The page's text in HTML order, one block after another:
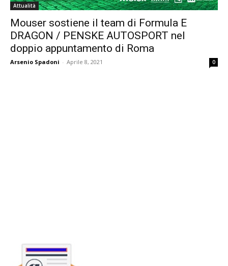
Attualità
Mouser sostiene il team di Formula E
DRAGON / PENSKE AUTOSPORT nel
doppio appuntamento di Roma
Arsenio Spadoni - Aprile 8, 2021 0